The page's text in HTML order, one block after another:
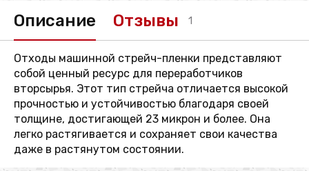
Описание Отзывы 1
Отходы машинной стрейч-пленки представляют
собой ценный ресурс для переработчиков
вторсырья. Этот тип стрейча отличается высокой
прочностью и устойчивостью благодаря своей
толщине, достигающей 23 микрон и более. Она
легко растягивается и сохраняет свои качества
даже в растянутом состоянии.